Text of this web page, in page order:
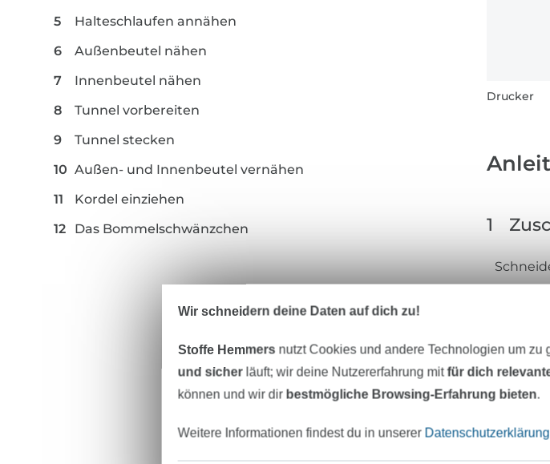
Halteschlaufen annähen
Außenbeutel nähen
Innenbeutel nähen
Tunnel vorbereiten
Tunnel stecken
Außen- und Innenbeutel vernähen
Kordel einziehen
Das Bommelschwänzchen
Drucker
1
1x
1x
Wir schneidern deine Daten auf dich zu!
Stoffe Hemmers nutzt Cookies und andere Technologien um
und sicherläuft; wir deine Nutzererfahrung mitfür dich
können und wir dir bestmögliche Browsing-Erfahrung bieten.
Weitere Informationen findest du in unserer Datenschutzerklärung